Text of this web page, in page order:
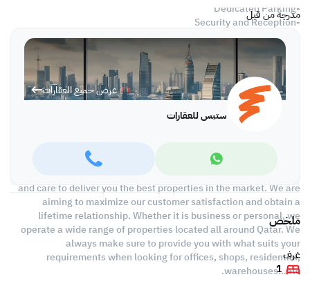
مدرجة من قبل
عرض جميع العقارات
ستبس للعقارات
-Dedicated Parking
-Security and Reception
Call us to schedule a viewing today!
With Steps Real Estate, finding the right property has never been
easier we provide. We provide our clients with tailored property
and care to deliver you the best properties in the market. We are
aiming to maximize our customer satisfaction and obtain a
lifetime relationship. Whether it is business or personal, we
operate a wide range of properties located all around Qatar. We
always make sure to provide you with what suits your
requirements when looking for offices, shops, residential,
warehouses…etc.
ملخص
غرف
1